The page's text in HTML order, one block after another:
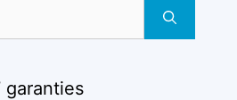
garanties